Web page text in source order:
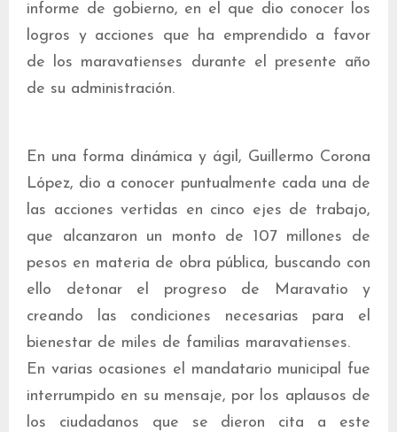
informe de gobierno, en el que dio conocer los
logros y acciones que ha emprendido a favor
de los maravatienses durante el presente año
de su administración.
En una forma dinámica y ágil, Guillermo Corona
López, dio a conocer puntualmente cada una de
las acciones vertidas en cinco ejes de trabajo,
que alcanzaron un monto de 107 millones de
pesos en materia de obra pública, buscando con
ello detonar el progreso de Maravatio y
creando las condiciones necesarias para el
bienestar de miles de familias maravatienses.
En varias ocasiones el mandatario municipal fue
interrumpido en su mensaje, por los aplausos de
los ciudadanos que se dieron cita a este